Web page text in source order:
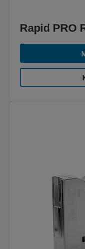
Rapid PRO